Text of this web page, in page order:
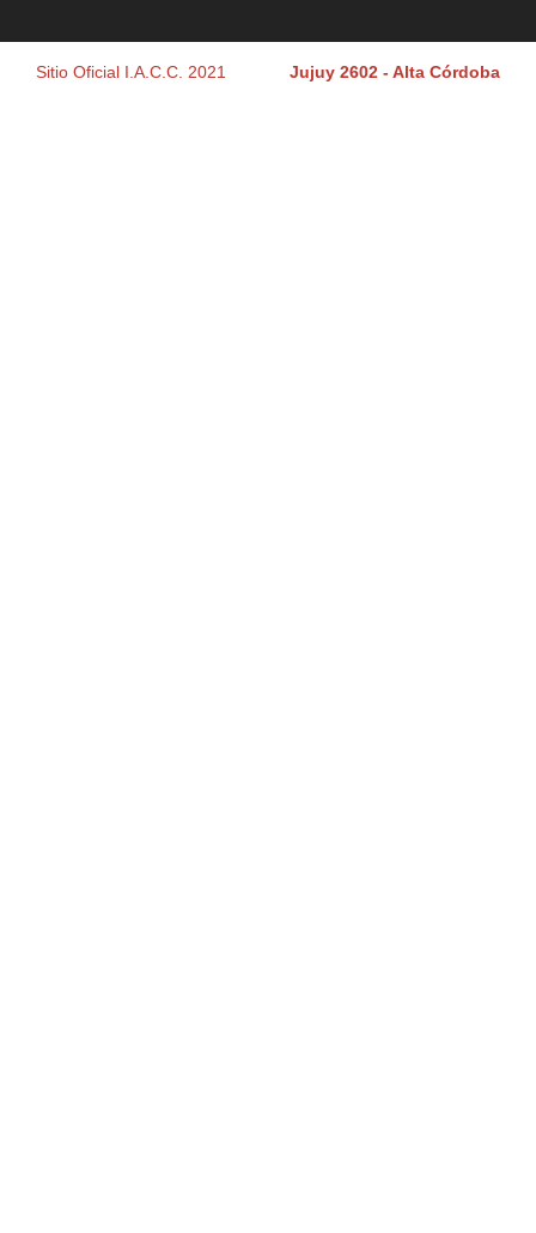
Sitio Oficial I.A.C.C. 2021 Jujuy 2602 - Alta Córdoba